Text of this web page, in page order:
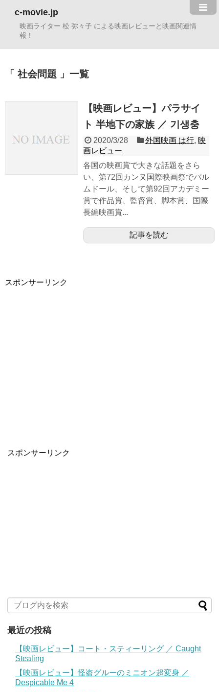
c-movie.jp
映画ライター 松 弥々子 による映画レビューと映画関連情
報！
社会問題 一覧
【映画レビュー】パラサイ
ト 半地下の家族 ／ 기생충
2020/3/28 外国映画 は行, 映
画レビュー
各国の映画賞で大きな話題をさら
い、第72回カンヌ国際映画祭でパル
ムドール、そして第92回アカデミー
賞で作品賞、監督賞、脚本賞、国際
長編映画賞...
記事を読む
スポンサーリンク
スポンサーリンク
最近の投稿
【映画レビュー】コート・スティーリング ／ Caught
Stealing
【映画レビュー】怪盗グルーのミニオン超変身 ／
Despicable Me 4